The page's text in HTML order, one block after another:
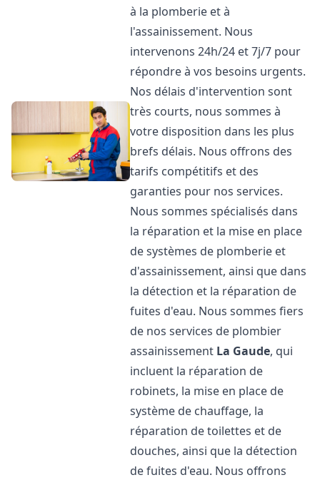
à la plomberie et à
l'assainissement. Nous
intervenons 24h/24 et 7j/7 pour
répondre à vos besoins urgents.
Nos délais d'intervention sont
très courts, nous sommes à
votre disposition dans les plus
brefs délais. Nous offrons des
tarifs compétitifs et des
garanties pour nos services.
Nous sommes spécialisés dans
la réparation et la mise en place
de systèmes de plomberie et
d'assainissement, ainsi que dans
la détection et la réparation de
fuites d'eau. Nous sommes fiers
de nos services de plombier
assainissement La Gaude, qui
incluent la réparation de
robinets, la mise en place de
système de chauffage, la
réparation de toilettes et de
douches, ainsi que la détection
de fuites d'eau. Nous offrons